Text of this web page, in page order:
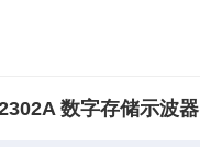
数字存储示波器